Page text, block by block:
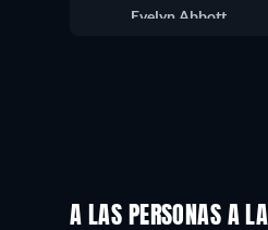
Evelyn Abbott
A LAS PERSONAS A